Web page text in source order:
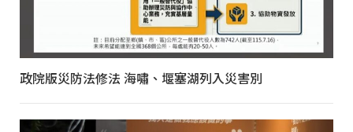
政院版災防法修法 海嘯、堰塞湖列入災害別